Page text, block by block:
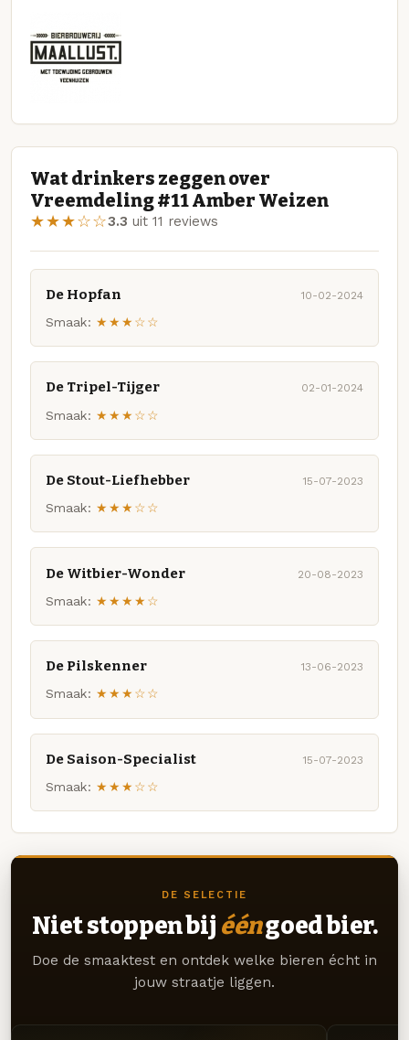
Wat drinkers zeggen over
Vreemdeling #11 Amber Weizen
★★★☆☆3.3 uit 11 reviews
De Hopfan 10-02-2024
Smaak: ★★★☆☆
De Tripel-Tijger 02-01-2024
Smaak: ★★★☆☆
De Stout-Liefhebber 15-07-2023
Smaak: ★★★☆☆
De Witbier-Wonder 20-08-2023
Smaak: ★★★★☆
De Pilskenner 13-06-2023
Smaak: ★★★☆☆
De Saison-Specialist 15-07-2023
Smaak: ★★★☆☆
DE SELECTIE
Niet stoppen bij ééngoed bier.
Doe de smaaktest en ontdek welke bieren écht in
jouw straatje liggen.